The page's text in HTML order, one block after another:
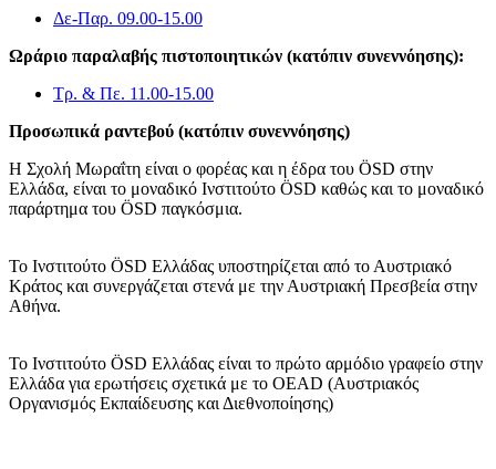
Δε-Παρ. 09.00-15.00
Ωράριο παραλαβής πιστοποιητικών (κατόπιν συνεννόησης):
Τρ. & Πε. 11.00-15.00
Προσωπικά ραντεβού (κατόπιν συνεννόησης)
Η Σχολή Μωραΐτη είναι ο φορέας και η έδρα του ÖSD στην
Ελλάδα, είναι το μοναδικό Ινστιτούτο ÖSD καθώς και το μοναδικό
παράρτημα του ÖSD παγκόσμια.
Το Ινστιτούτο ÖSD Ελλάδας υποστηρίζεται από το Αυστριακό
Κράτος και συνεργάζεται στενά με την Αυστριακή Πρεσβεία στην
Αθήνα.
Το Ινστιτούτο ÖSD Ελλάδας είναι το πρώτο αρμόδιο γραφείο στην
Ελλάδα για ερωτήσεις σχετικά με το OΕAD (Αυστριακός
Οργανισμός Εκπαίδευσης και Διεθνοποίησης)